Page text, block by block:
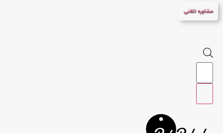
پرش
به
مشاوره تلفنی
Products